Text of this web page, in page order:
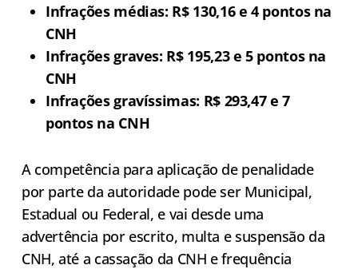
Infrações médias: R$ 130,16 e 4 pontos na
CNH
Infrações graves: R$ 195,23 e 5 pontos na
CNH
Infrações gravíssimas: R$ 293,47 e 7
pontos na CNH
A competência para aplicação de penalidade
por parte da autoridade pode ser Municipal,
Estadual ou Federal, e vai desde uma
advertência por escrito, multa e suspensão da
CNH, até a cassação da CNH e frequência